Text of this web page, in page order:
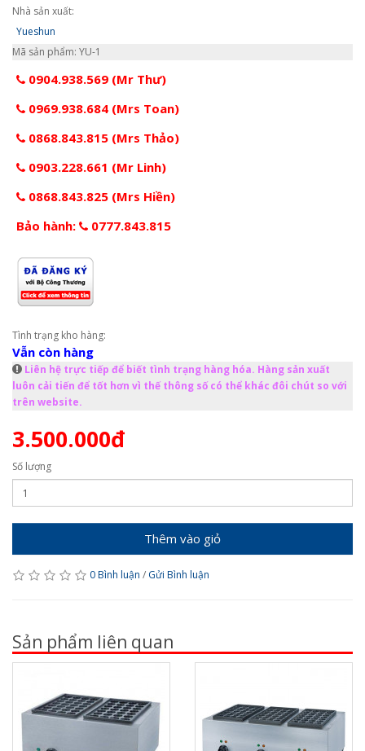
Nhà sản xuất:
Yueshun
Mã sản phẩm: YU-1
0904.938.569 (Mr Thư)
0969.938.684 (Mrs Toan)
0868.843.815 (Mrs Thảo)
0903.228.661 (Mr Linh)
0868.843.825 (Mrs Hiền)
Bảo hành:
0777.843.815
Tình trạng kho hàng:
Vẫn còn hàng
Liên hệ trực tiếp để biết tình trạng hàng hóa. Hàng sản xuất
luôn cải tiến để tốt hơn vì thế thông số có thể khác đôi chút so với
trên website.
3.500.000đ
Số lượng
Thêm vào giỏ
0 Bình luận / Gửi Bình luận
Sản phẩm liên quan